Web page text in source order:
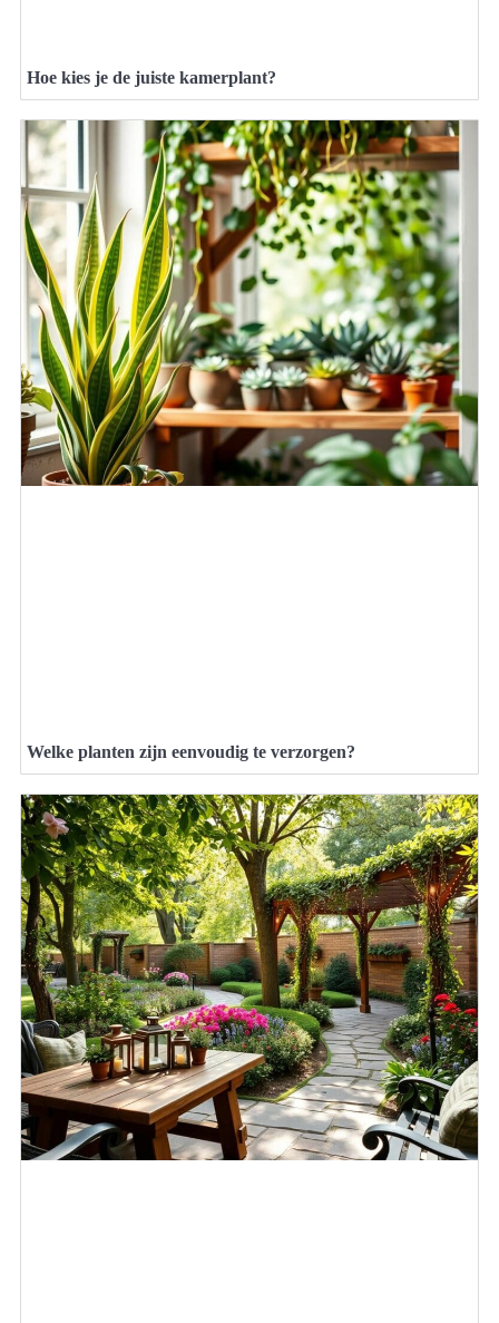
Hoe kies je de juiste kamerplant?
Welke planten zijn eenvoudig te verzorgen?